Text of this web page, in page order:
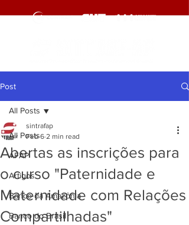
Post
All Posts
AFAP
Artigos
Banco da Amazônia
Banco do Brasil
All Posts
Abertas as inscrições para
o curso "Paternidade e
Maternidade com Relações
Compartilhadas"
sintrafap
Feb 6 2 min read